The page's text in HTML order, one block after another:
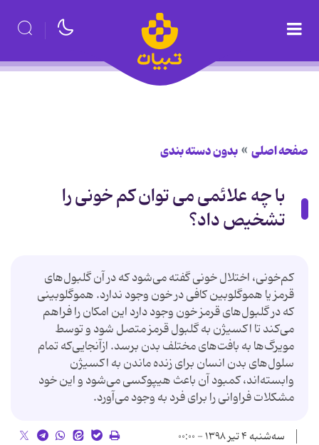
صفحه اصلی بدون دسته بندی
با چه علائمی می توان کم خونی را
تشخیص داد؟
کم‌خونی، اختلال خونی گفته می‌شود که در آن گلبول‌های
قرمز یا هموگلوبین کافی در خون وجود ندارد. هموگلوبینی
که در گلبول‌های قرمز خون وجود دارد این امکان را فراهم
می‌کند تا اکسیژن به گلبول قرمز متصل شود و توسط
مویرگ‌ها به بافت‌های مختلف بدن برسد. ازآنجایی‌که تمام
سلول‌های بدن انسان برای زنده ماندن به اکسیژن
وابسته‌اند، کمبود آن باعث هیپوکسی می‌شود و این خود
مشکلات فراوانی را برای فرد به وجود می‌آورد.
سه‌شنبه ۴ تیر ۱۳۹۸ - ۰۰:۰۰